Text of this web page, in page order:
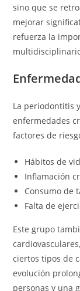
sino que se
mejorar
refuerza la
La periodontitis
enfermedades
factores de
Hábitos de
Inflamación
Consumo de
Falta de
Este grupo
ciertos tipos de
evolución
personas y una